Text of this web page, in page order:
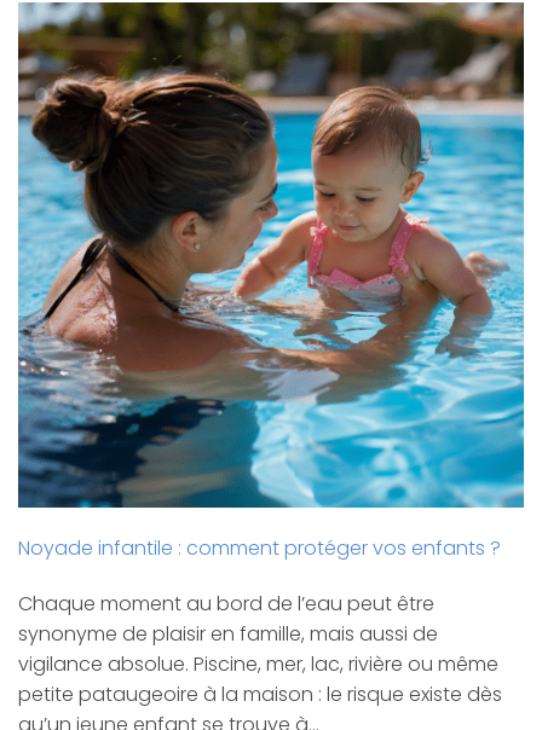
Noyade infantile : comment protéger vos enfants ?
Chaque moment au bord de l’eau peut être
synonyme de plaisir en famille, mais aussi de
vigilance absolue. Piscine, mer, lac, rivière ou même
petite pataugeoire à la maison : le risque existe dès
qu’un jeune enfant se trouve à…